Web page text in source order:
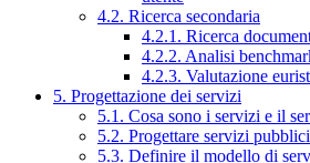
4.2. Ricerca secondaria
4.2.1. Ricerca
4.2.2. Analisi
4.2.3. Valutazione
5. Progettazione dei servizi
5.1. Cosa sono i servizi e il
5.2. Progettare servizi
5.3. Definire il modello di